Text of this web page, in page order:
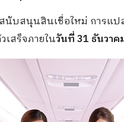
บสนุนสินเชื่อใหม่ การแ
สร็จภายในวันที่ 31 ธันวาค